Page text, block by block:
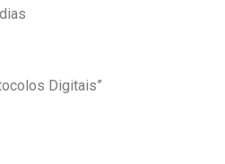
Digitais”